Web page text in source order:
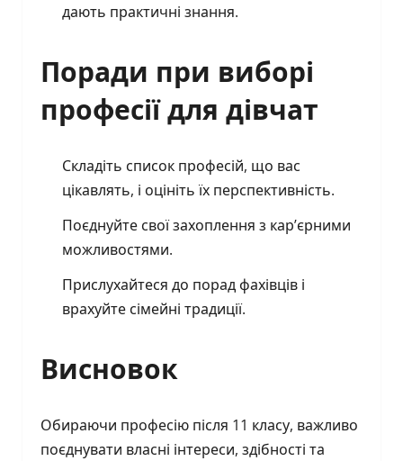
дають практичні знання.
Поради при виборі
професії для дівчат
Складіть список професій, що вас
цікавлять, і оцініть їх перспективність.
Поєднуйте свої захоплення з кар’єрними
можливостями.
Прислухайтеся до порад фахівців і
врахуйте сімейні традиції.
Висновок
Обираючи професію після 11 класу, важливо
поєднувати власні інтереси, здібності та